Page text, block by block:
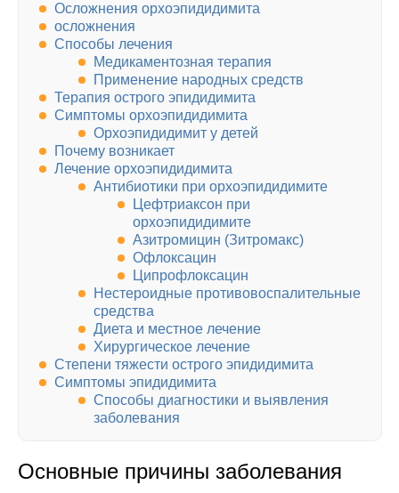
Осложнения орхоэпидидимита
осложнения
Способы лечения
Медикаментозная терапия
Применение народных средств
Терапия острого эпидидимита
Симптомы орхоэпидидимита
Орхоэпидидимит у детей
Почему возникает
Лечение орхоэпидидимита
Антибиотики при орхоэпидидимите
Цефтриаксон при
орхоэпидидимите
Азитромицин (Зитромакс)
Офлоксацин
Ципрофлоксацин
Нестероидные противовоспалительные
средства
Диета и местное лечение
Хирургическое лечение
Степени тяжести острого эпидидимита
Симптомы эпидидимита
Способы диагностики и выявления
заболевания
Основные причины заболевания